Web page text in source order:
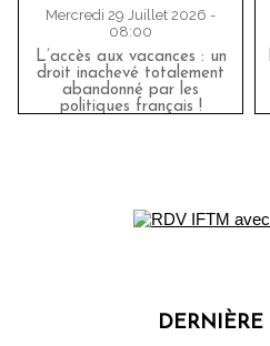
Mercredi 29 Juillet 2026 -
08:00
L’accès aux vacances : un
droit inachevé totalement
abandonné par les
politiques français !
DERNIÈRE